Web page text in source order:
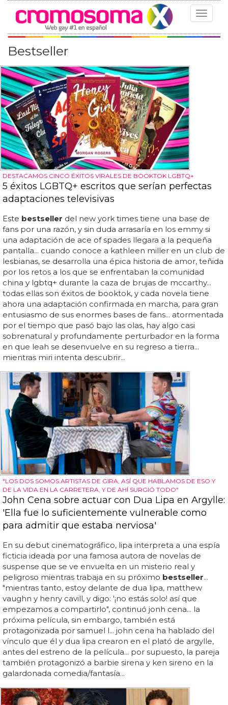
Toggle
Bestseller
DESTACAMOS CINCO ÉXITOS VIRALES DE BOOKTOK LGBTQ+
5 éxitos LGBTQ+ escritos que serían perfectas
adaptaciones televisivas
Este bestseller del new york times tiene una base de
fans por una razón, y sin duda arrasaría en los emmy si
una adaptación de ace of spades llegara a la pequeña
pantalla... cuando conoce a kathleen miller en un club de
lesbianas, se desarrolla una épica historia de amor, teñida
por los retos a los que se enfrentaban la comunidad
china y lgbtq+ durante la caza de brujas de mccarthy...
todas ellas son éxitos de booktok, y cada novela tiene
ahora una adaptación confirmada en marcha, para gran
entusiasmo de sus enormes bases de fans... atormentada
por el tiempo que pasó bajo las olas, hay algo casi
sobrenatural y profundamente perturbador en la forma
en que leah se desenvuelve en su regreso a tierra...
mientras miri intenta descubrir...
"LOS DOS SOMOS ARTISTAS DE GIRA, ASÍ QUE HABLAMOS DE ESO Y
DE LA VIDA EN LA CARRETERA, Y DE AHÍ SURGIÓ TODO"
John Cena sobre actuar con Dua Lipa en Argylle:
'Ella fue lo suficientemente vulnerable como
para admitir que estaba nerviosa'
En su debut cinematográfico, lipa interpreta a una espía
ficticia ideada por una famosa autora de novelas de
suspense que se ve envuelta en un misterio real y
peligroso mientras trabaja en su próximo bestseller...
"mientras tanto, estoy delante de dua lipa, matthew
vaughn y henry cavill, y digo: '¡no estás solo! así que
empezamos a compartirlo", continuó jonh cena... la
próxima película, sin embargo, también está
protagonizada por samuel l... john cena ha hablado del
vínculo que él y dua lipa crearon en el plató de argylle,
antes del estreno de la película... por supuesto, la pareja
también protagonizó a barbie sirena y ken sireno en la
galardonada comedia/fantasía...